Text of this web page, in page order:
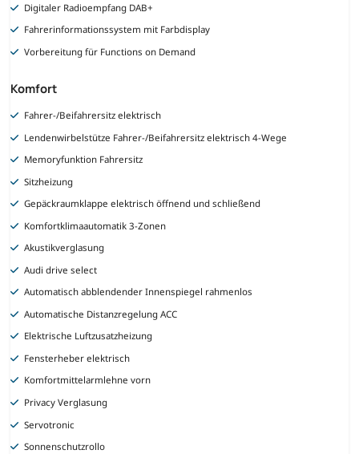
Digitaler Radioempfang DAB+
Fahrerinformationssystem mit Farbdisplay
Vorbereitung für Functions on Demand
Komfort
Fahrer-/Beifahrersitz elektrisch
Lendenwirbelstütze Fahrer-/Beifahrersitz elektrisch 4-Wege
Memoryfunktion Fahrersitz
Sitzheizung
Gepäckraumklappe elektrisch öffnend und schließend
Komfortklimaautomatik 3-Zonen
Akustikverglasung
Audi drive select
Automatisch abblendender Innenspiegel rahmenlos
Automatische Distanzregelung ACC
Elektrische Luftzusatzheizung
Fensterheber elektrisch
Komfortmittelarmlehne vorn
Privacy Verglasung
Servotronic
Sonnenschutzrollo